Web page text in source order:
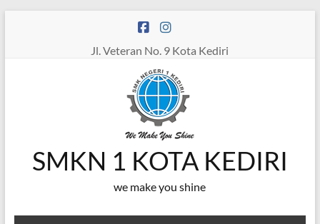
Jl. Veteran No. 9 Kota Kediri
SMKN 1 KOTA KEDIRI
we make you shine